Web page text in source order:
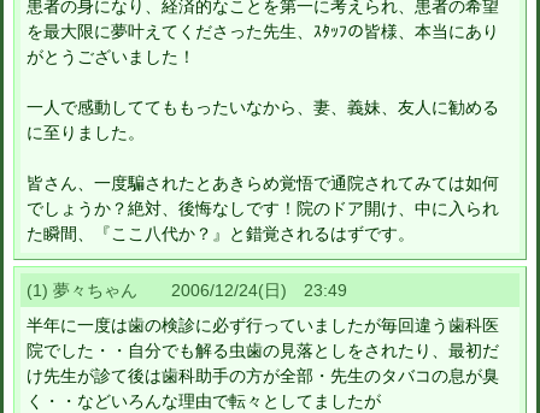
患者の身になり、経済的なことを第一に考えられ、患者の希望
を最大限に夢叶えてくださった先生、ｽﾀｯﾌの皆様、本当にあり
がとうございました！
一人で感動しててももったいなから、妻、義妹、友人に勧める
に至りました。
皆さん、一度騙されたとあきらめ覚悟で通院されてみては如何
でしょうか？絶対、後悔なしです！院のドア開け、中に入られ
た瞬間、『ここ八代か？』と錯覚されるはずです。
(1) 夢々ちゃん 2006/12/24(日) 23:49
半年に一度は歯の検診に必ず行っていましたが毎回違う歯科医
院でした・・自分でも解る虫歯の見落としをされたり、最初だ
け先生が診て後は歯科助手の方が全部・先生のタバコの息が臭
く・・などいろんな理由で転々としてましたが